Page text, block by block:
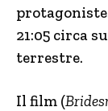
21:05 circa su
terrestre.
Il film (